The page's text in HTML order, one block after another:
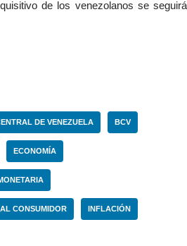
de los venezolanos se seguirá
DE VENEZUELA BCV
ECONOMÍA
CONSUMIDOR INFLACIÓN